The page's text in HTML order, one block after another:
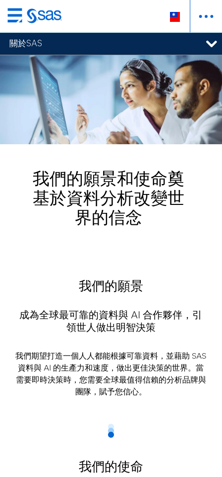
跳
至
主
要
內
關於SAS
我們的願景和使命奠
基於資料分析改變世
界的信念
我們的願景
成為全球最可靠的資料與 AI 合作夥伴，引
領世人做出明智決策
我們期望打造一個人人都能根據可靠資料，並藉助 SAS
資料與 AI 的生產力和速度，做出更佳決策的世界。當
需要即時決策時，您需要全球最值得信賴的分析品牌與
團隊，賦予您信心。
我們的使命